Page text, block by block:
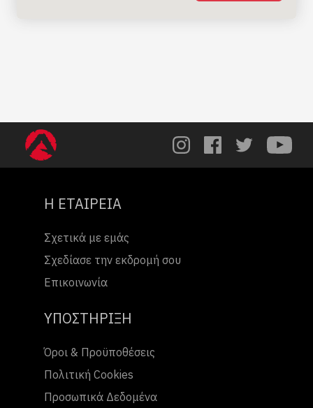
Η ΕΤΑΙΡΕΙΑ
Σχετικά με εμάς
Σχεδίασε την εκδρομή σου
Επικοινωνία
ΥΠΟΣΤΗΡΙΞΗ
Όροι & Προϋποθέσεις
Πολιτική Cookies
Προσωπικά Δεδομένα